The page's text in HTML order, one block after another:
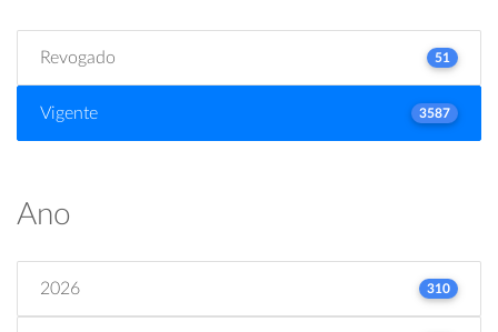
Revogado 51
Vigente 3587
Ano
2026 310